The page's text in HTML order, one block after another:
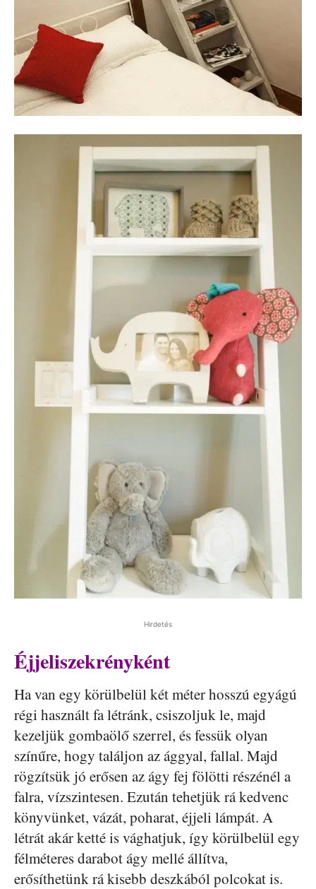
Hirdetés
Éjjeliszekrényként
Ha van egy körülbelül két méter hosszú egyágú
régi használt fa létránk, csiszoljuk le, majd
kezeljük gombaölő szerrel, és fessük olyan
színűre, hogy találjon az ággyal, fallal. Majd
rögzítsük jó erősen az ágy fej fölötti részénél a
falra, vízszintesen. Ezután tehetjük rá kedvenc
könyvünket, vázát, poharat, éjjeli lámpát. A
létrát akár ketté is vághatjuk, így körülbelül egy
félméteres darabot ágy mellé állítva,
erősíthetünk rá kisebb deszkából polcokat is.